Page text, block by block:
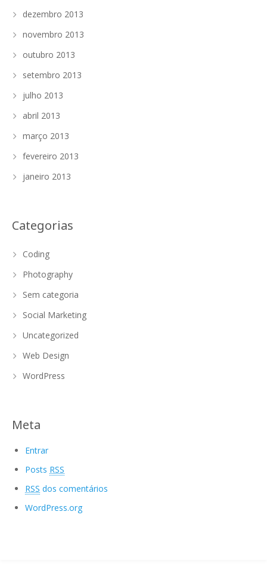
dezembro 2013
novembro 2013
outubro 2013
setembro 2013
julho 2013
abril 2013
março 2013
fevereiro 2013
janeiro 2013
Categorias
Coding
Photography
Sem categoria
Social Marketing
Uncategorized
Web Design
WordPress
Meta
Entrar
Posts RSS
RSS dos comentários
WordPress.org